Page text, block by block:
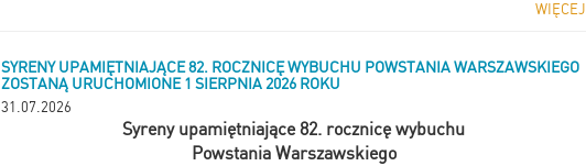
WIĘCEJ
SYRENY UPAMIĘTNIAJĄCE 82. ROCZNICĘ WYBUCHU POWSTANIA WARSZAWSKIEGO
ZOSTANĄ URUCHOMIONE 1 SIERPNIA 2026 ROKU
31.07.2026
Syreny upamiętniające 82. rocznicę wybuchu
Powstania Warszawskiego